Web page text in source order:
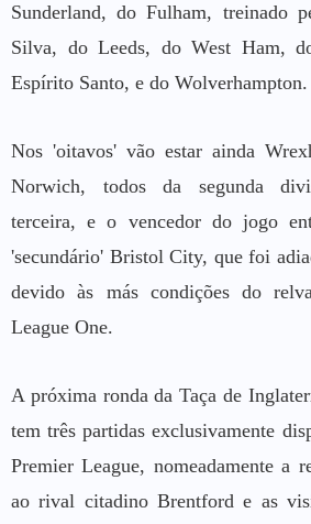
Sunderland, do Fulham, treinado
Silva, do Leeds, do West Ham,
Espírito Santo, e do Wolverhampton.
Nos 'oitavos' vão estar ainda
Norwich, todos da segunda
terceira, e o vencedor do jogo
'secundário' Bristol City, que foi
devido às más condições do
League One.
A próxima ronda da Taça de
tem três partidas exclusivamente
Premier League, nomeadamente a
ao rival citadino Brentford e as